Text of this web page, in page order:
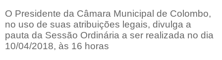
O Presidente da Câmara Municipal de Colombo,
no uso de suas atribuições legais, divulga a
pauta da Sessão Ordinária a ser realizada no dia
10/04/2018, às 16 horas